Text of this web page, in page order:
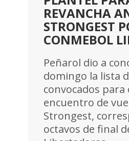
REVANCHA
STRONGEST
CONMEBOL
Peñarol dio a
domingo la lista
convocados para
encuentro de
Strongest,
octavos de final